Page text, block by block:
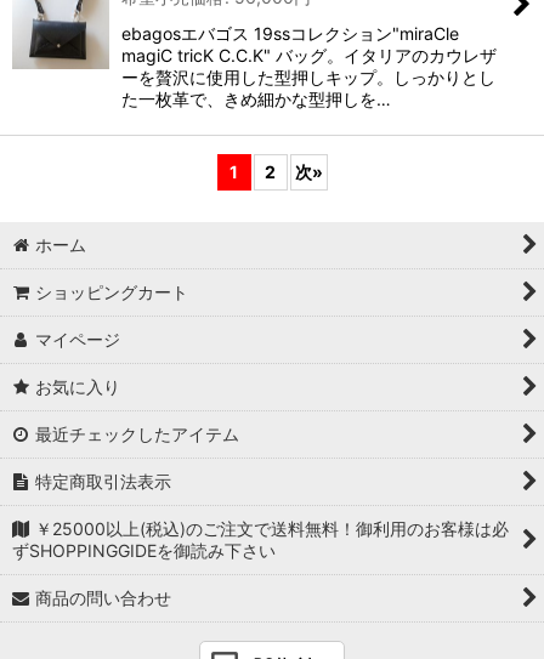
ebagosエバゴス 19ssコレクション"miraCle
magiC tricK C.C.K" バッグ。イタリアのカウレザ
ーを贅沢に使用した型押しキップ。しっかりとし
た一枚革で、きめ細かな型押しを…
1 2 次»
ホーム
ショッピングカート
マイページ
お気に入り
最近チェックしたアイテム
特定商取引法表示
￥25000以上(税込)のご注文で送料無料！御利用のお客様は必
ずSHOPPINGGIDEを御読み下さい
商品の問い合わせ